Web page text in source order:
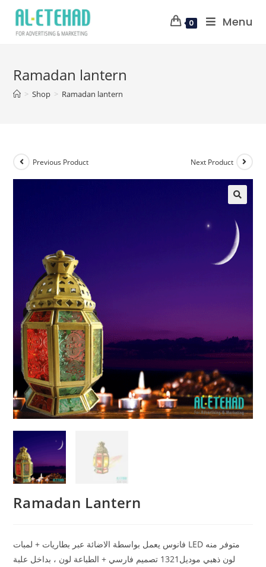
0 Menu
Ramadan lantern
> Shop > Ramadan lantern
Previous Product Next Product
Ramadan Lantern
فانوس يعمل بواسطة الاضائة عبر بطاريات + لمبات LED متوفر منه
لون ذهبي موديل1321 تصميم فارسي + الطباعة لون ، بداخل علبة